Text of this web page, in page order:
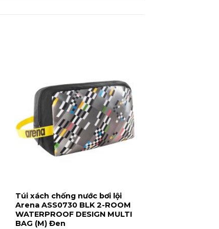
Túi xách chống nước bơi lội
Arena ASS0730 BLK 2-ROOM
WATERPROOF DESIGN MULTI
BAG (M) Đen